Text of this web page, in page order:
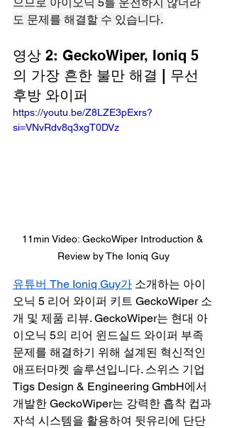
도 문제를 해결할 수 있습니다.
영상 2: GeckoWiper, Ioniq 5
의 가장 흔한 불만 해결 | 무선
후방 와이퍼
https://youtu.be/Z8LZE3pExrs?
si=VNvRdv8q3xgT0DVz
11min Video: GeckoWiper Introduction &
Review by The Ioniq Guy
유튜버 The Ioniq Guy가 소개하는 아이
오닉 5 리어 와이퍼 키트 GeckoWiper 소
개 및 제품 리뷰. GeckoWiper는 현대 아
이오닉 5의 리어 윈드실드 와이퍼 부족
문제를 해결하기 위해 설계된 혁신적인
애프터마켓 솔루션입니다. 스위스 기업
Tigs Design & Engineering GmbH에서
개발한 GeckoWiper는 강력한 흡착 컵과
자석 시스템을 활용하여 뒷유리에 단단